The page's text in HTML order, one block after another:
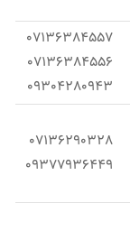
07136384557
07136384556
09304280943
07136290328
09377936449